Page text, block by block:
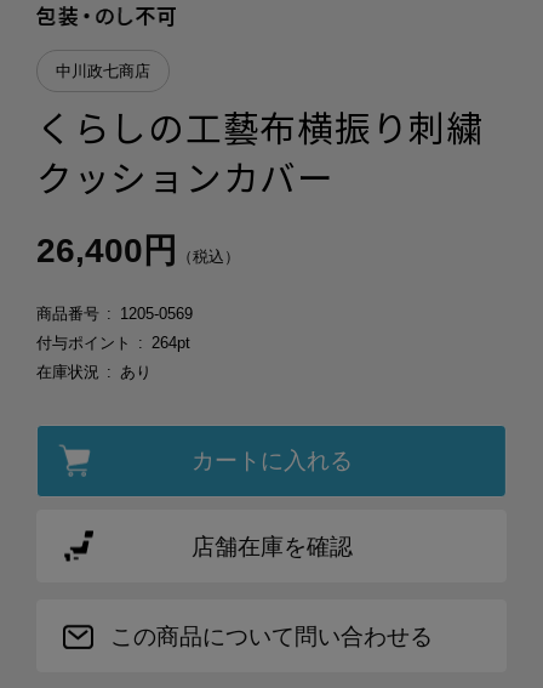
中川政七商店
くらしの工藝布横振り刺繍
クッションカバー
26,400円 （税込）
商品番号
1205-0569
付与ポイント
264pt
在庫状況
あり
カートに入れる
店舗在庫を確認
この商品について問い合わせる